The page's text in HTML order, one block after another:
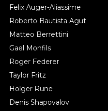
Felix Auger-Aliassime
Roberto Bautista Agut
Matteo Berrettini
Gael Monfils
Roger Federer
Taylor Fritz
Holger Rune
Denis Shapovalov